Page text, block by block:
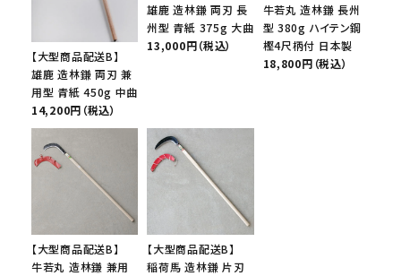
【大型商品配送B】
雄鹿 造林鎌 両刃 兼
用型 青紙 450g 中曲
14,200円（税込）
雄鹿 造林鎌 両刃 長
州型 青紙 375g 大曲
13,000円（税込）
牛若丸 造林鎌 長州
型 380g ハイテン鋼
樫4尺柄付 日本製
18,800円（税込）
【大型商品配送B】
牛若丸 造林鎌 兼用
【大型商品配送B】
稲荷馬 造林鎌 片刃